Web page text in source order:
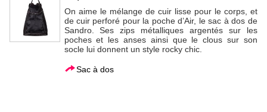
On aime le mélange de cuir lisse pour le corps, et
de cuir perforé pour la poche d’Air, le sac à dos de
Sandro. Ses zips métalliques argentés sur les
poches et les anses ainsi que le clous sur son
socle lui donnent un style rocky chic.
Sac à dos